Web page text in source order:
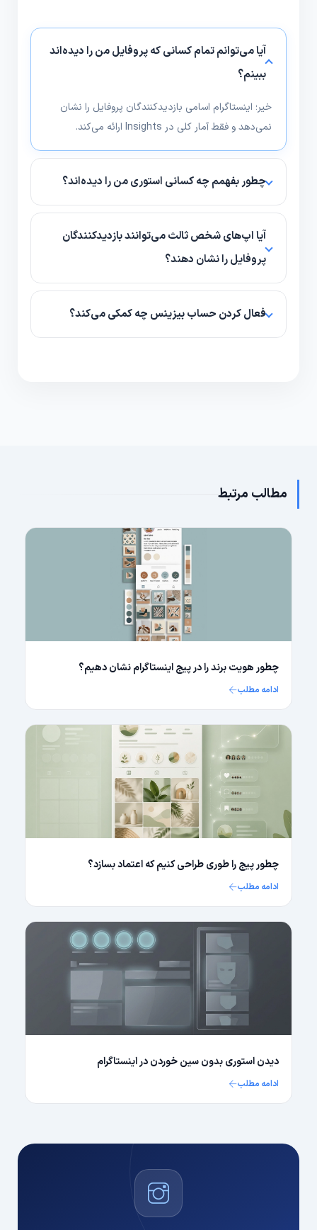
آیا می‌توانم تمام کسانی که پروفایل من را دیده‌اند
ببینم؟
خیر؛ اینستاگرام اسامی بازدیدکنندگان پروفایل را نشان
نمی‌دهد و فقط آمار کلی در Insights ارائه می‌کند.
چطور بفهمم چه کسانی استوری من را دیده‌اند؟
به سادگی استوری را باز کنید و از پایین صفحه لیست
بینندگان نمایش داده می‌شود.
آیا اپ‌های شخص ثالث می‌توانند بازدیدکنندگان
پروفایل را نشان دهند؟
معمولاً چنین وعده‌هایی معتبر نیستند یا محدودیت
دارند؛ در صورت استفاده مراقب دسترسی‌ها و امنیت
فعال کردن حساب بیزینس چه کمکی می‌کند؟
مطالب مرتبط
چطور هویت برند را در پیج اینستاگرام نشان دهیم؟
ادامه مطلب
چطور پیج را طوری طراحی کنیم که اعتماد بسازد؟
ادامه مطلب
دیدن استوری بدون سین خوردن در اینستاگرام
ادامه مطلب